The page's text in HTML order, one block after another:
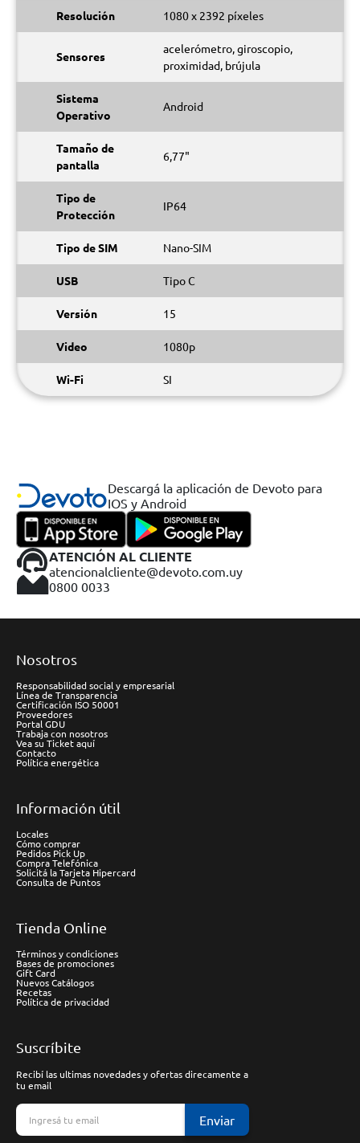
Resolución 1080 x 2392 píxeles
Sensores
acelerómetro, giroscopio,
proximidad, brújula
Sistema
Operativo
Android
Tamaño de
pantalla
6,77"
Tipo de
Protección
IP64
Tipo de SIM Nano-SIM
USB Tipo C
Versión 15
Video 1080p
Wi-Fi SI
Descargá la aplicación de Devoto para
IOS y Android
ATENCIÓN AL CLIENTE
atencionalcliente@devoto.com.uy
0800 0033
Nosotros
Responsabilidad social y empresarial
Línea de Transparencia
Certificación ISO 50001
Proveedores
Portal GDU
Trabaja con nosotros
Vea su Ticket aquí
Contacto
Política energética
Información útil
Locales
Cómo comprar
Pedidos Pick Up
Compra Telefónica
Solicitá la Tarjeta Hipercard
Consulta de Puntos
Tienda Online
Términos y condiciones
Bases de promociones
Gift Card
Nuevos Catálogos
Recetas
Política de privacidad
Suscríbite
Recibí las ultimas novedades y ofertas direcamente a
tu email
Enviar